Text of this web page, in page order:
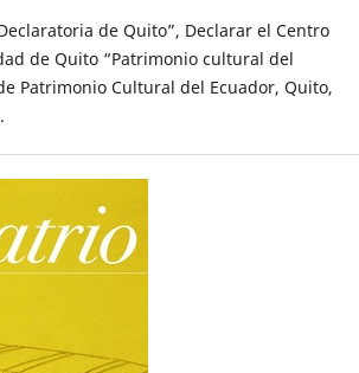
de Quito”, Declarar el Centro
de Quito “Patrimonio cultural del
Patrimonio Cultural del Ecuador, Quito,